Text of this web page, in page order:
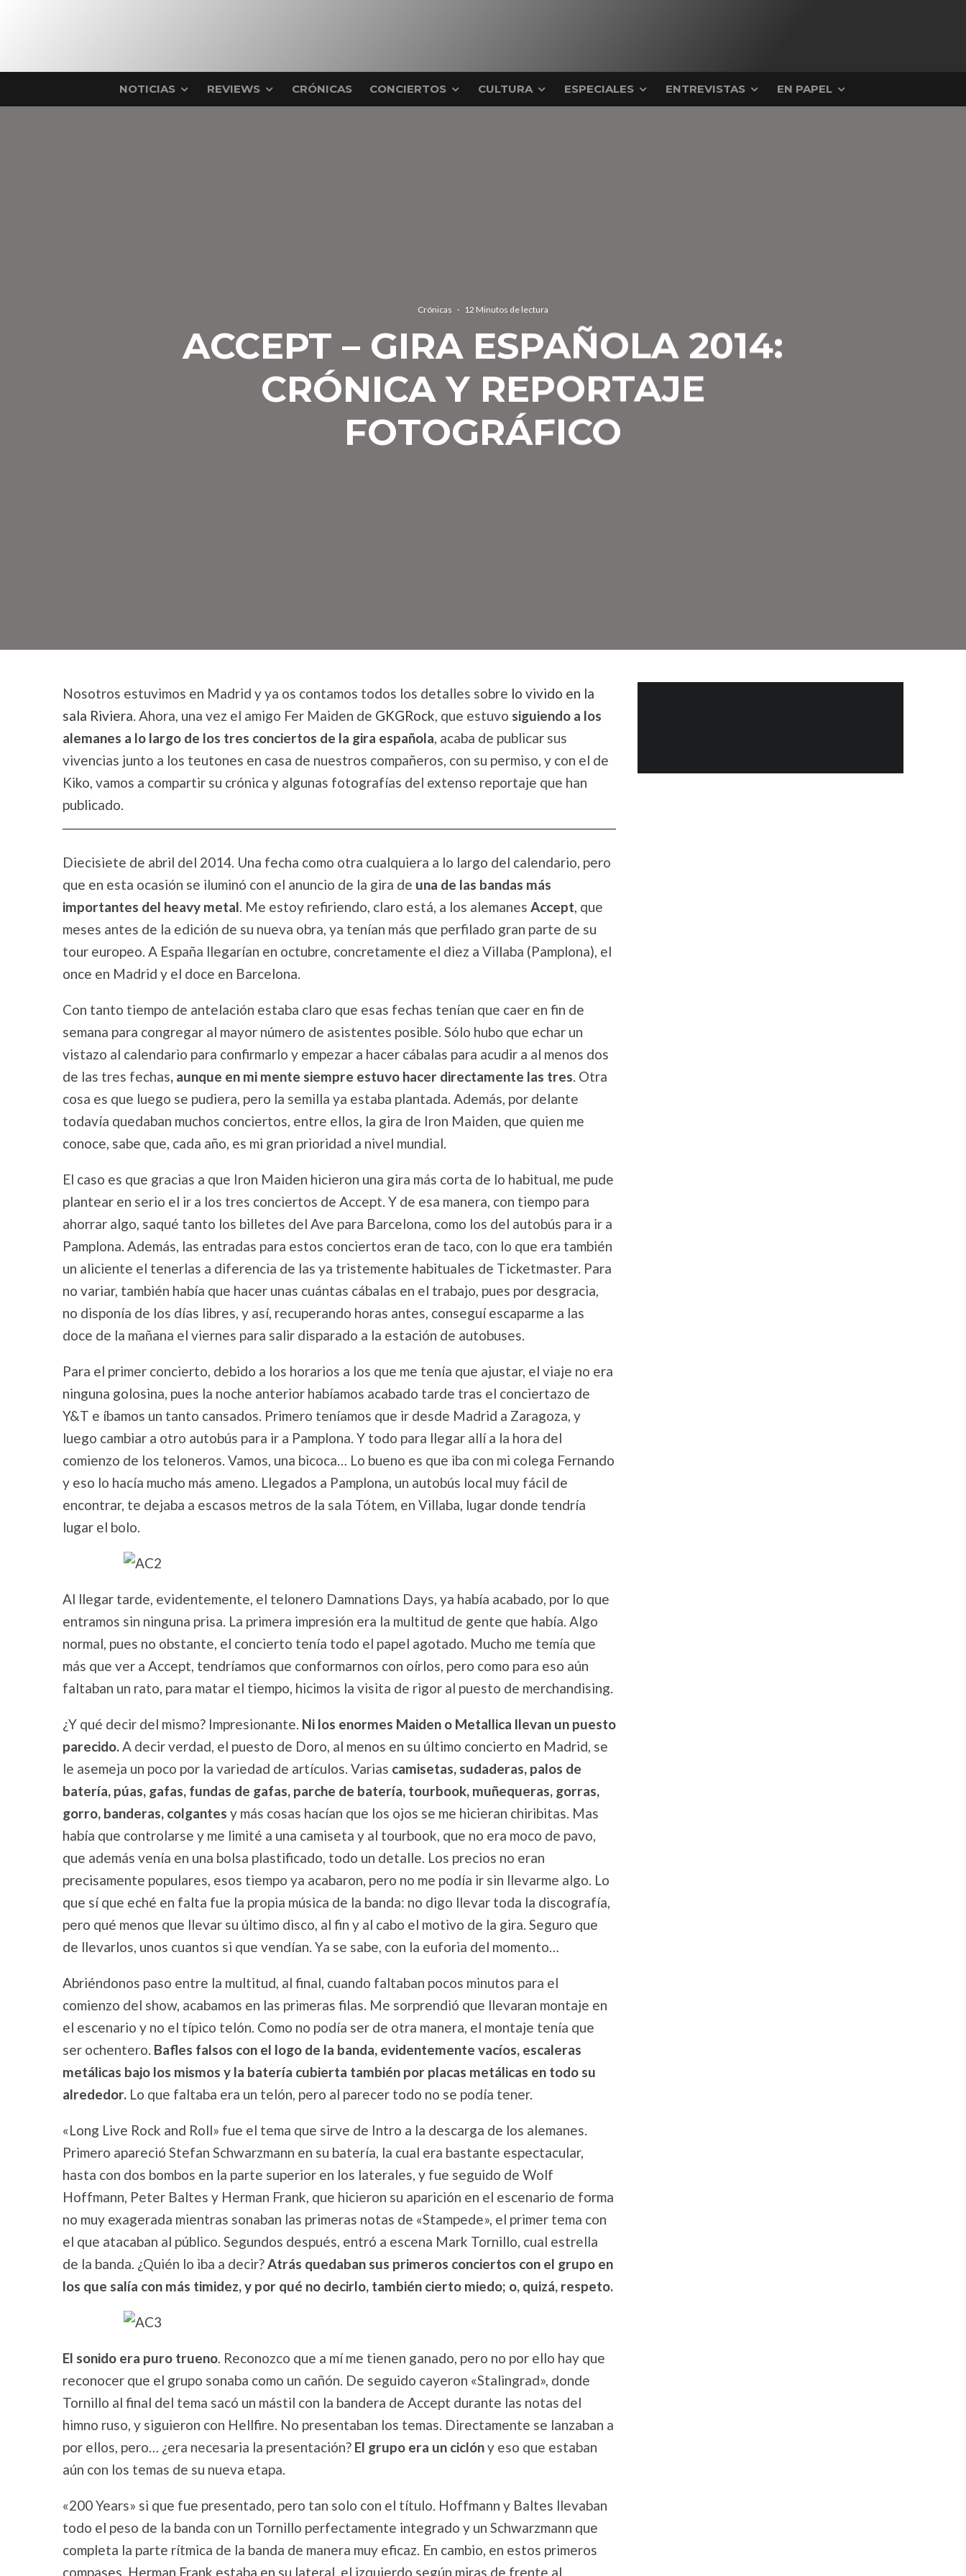
NOTICIAS REVIEWS CRÓNICAS CONCIERTOS CULTURA ESPECIALES ENTREVISTAS EN PAPEL
Crónicas · 12 Minutos de lectura
ACCEPT – GIRA ESPAÑOLA 2014:
CRÓNICA Y REPORTAJE
FOTOGRÁFICO
Nosotros estuvimos en Madrid y ya os contamos todos los detalles sobre lo vivido en la
sala Riviera. Ahora, una vez el amigo Fer Maiden de GKGRock, que estuvo siguiendo a los
alemanes a lo largo de los tres conciertos de la gira española, acaba de publicar sus
vivencias junto a los teutones en casa de nuestros compañeros, con su permiso, y con el de
Kiko, vamos a compartir su crónica y algunas fotografías del extenso reportaje que han
publicado.
Diecisiete de abril del 2014. Una fecha como otra cualquiera a lo largo del calendario, pero
que en esta ocasión se iluminó con el anuncio de la gira de una de las bandas más
importantes del heavy metal. Me estoy refiriendo, claro está, a los alemanes Accept, que
meses antes de la edición de su nueva obra, ya tenían más que perfilado gran parte de su
tour europeo. A España llegarían en octubre, concretamente el diez a Villaba (Pamplona), el
once en Madrid y el doce en Barcelona.
Con tanto tiempo de antelación estaba claro que esas fechas tenían que caer en fin de
semana para congregar al mayor número de asistentes posible. Sólo hubo que echar un
vistazo al calendario para confirmarlo y empezar a hacer cábalas para acudir a al menos dos
de las tres fechas, aunque en mi mente siempre estuvo hacer directamente las tres. Otra
cosa es que luego se pudiera, pero la semilla ya estaba plantada. Además, por delante
todavía quedaban muchos conciertos, entre ellos, la gira de Iron Maiden, que quien me
conoce, sabe que, cada año, es mi gran prioridad a nivel mundial.
El caso es que gracias a que Iron Maiden hicieron una gira más corta de lo habitual, me pude
plantear en serio el ir a los tres conciertos de Accept. Y de esa manera, con tiempo para
ahorrar algo, saqué tanto los billetes del Ave para Barcelona, como los del autobús para ir a
Pamplona. Además, las entradas para estos conciertos eran de taco, con lo que era también
un aliciente el tenerlas a diferencia de las ya tristemente habituales de Ticketmaster. Para
no variar, también había que hacer unas cuántas cábalas en el trabajo, pues por desgracia,
no disponía de los días libres, y así, recuperando horas antes, conseguí escaparme a las
doce de la mañana el viernes para salir disparado a la estación de autobuses.
Para el primer concierto, debido a los horarios a los que me tenía que ajustar, el viaje no era
ninguna golosina, pues la noche anterior habíamos acabado tarde tras el conciertazo de
Y&T e íbamos un tanto cansados. Primero teníamos que ir desde Madrid a Zaragoza, y
luego cambiar a otro autobús para ir a Pamplona. Y todo para llegar allí a la hora del
comienzo de los teloneros. Vamos, una bicoca… Lo bueno es que iba con mi colega Fernando
y eso lo hacía mucho más ameno. Llegados a Pamplona, un autobús local muy fácil de
encontrar, te dejaba a escasos metros de la sala Tótem, en Villaba, lugar donde tendría
lugar el bolo.
Al llegar tarde, evidentemente, el telonero Damnations Days, ya había acabado, por lo que
entramos sin ninguna prisa. La primera impresión era la multitud de gente que había. Algo
normal, pues no obstante, el concierto tenía todo el papel agotado. Mucho me temía que
más que ver a Accept, tendríamos que conformarnos con oírlos, pero como para eso aún
faltaban un rato, para matar el tiempo, hicimos la visita de rigor al puesto de merchandising.
¿Y qué decir del mismo? Impresionante. Ni los enormes Maiden o Metallica llevan un puesto
parecido.A decir verdad, el puesto de Doro, al menos en su último concierto en Madrid, se
le asemeja un poco por la variedad de artículos. Varias camisetas, sudaderas, palos de
batería, púas, gafas, fundas de gafas, parche de batería, tourbook, muñequeras, gorras,
gorro, banderas, colgantes y más cosas hacían que los ojos se me hicieran chiribitas. Mas
había que controlarse y me limité a una camiseta y al tourbook, que no era moco de pavo,
que además venía en una bolsa plastificado, todo un detalle. Los precios no eran
precisamente populares, esos tiempo ya acabaron, pero no me podía ir sin llevarme algo. Lo
que sí que eché en falta fue la propia música de la banda: no digo llevar toda la discografía,
pero qué menos que llevar su último disco, al fin y al cabo el motivo de la gira. Seguro que
de llevarlos, unos cuantos si que vendían. Ya se sabe, con la euforia del momento…
Abriéndonos paso entre la multitud, al final, cuando faltaban pocos minutos para el
comienzo del show, acabamos en las primeras filas. Me sorprendió que llevaran montaje en
el escenario y no el típico telón. Como no podía ser de otra manera, el montaje tenía que
ser ochentero. Bafles falsos con el logo de la banda, evidentemente vacíos, escaleras
metálicas bajo los mismos y la batería cubierta también por placas metálicas en todo su
alrededor. Lo que faltaba era un telón, pero al parecer todo no se podía tener.
«Long Live Rock and Roll» fue el tema que sirve de Intro a la descarga de los alemanes.
Primero apareció Stefan Schwarzmann en su batería, la cual era bastante espectacular,
hasta con dos bombos en la parte superior en los laterales, y fue seguido de Wolf
Hoffmann, Peter Baltes y Herman Frank, que hicieron su aparición en el escenario de forma
no muy exagerada mientras sonaban las primeras notas de «Stampede», el primer tema con
el que atacaban al público. Segundos después, entró a escena Mark Tornillo, cual estrella
de la banda. ¿Quién lo iba a decir?Atrás quedaban sus primeros conciertos con el grupo en
los que salía con más timidez, y por qué no decirlo, también cierto miedo; o, quizá, respeto.
El sonido era puro trueno. Reconozco que a mí me tienen ganado, pero no por ello hay que
reconocer que el grupo sonaba como un cañón. De seguido cayeron «Stalingrad», donde
Tornillo al final del tema sacó un mástil con la bandera de Accept durante las notas del
himno ruso, y siguieron con Hellfire. No presentaban los temas. Directamente se lanzaban a
por ellos, pero… ¿era necesaria la presentación? El grupo era un ciclóny eso que estaban
aún con los temas de su nueva etapa.
«200 Years» si que fue presentado, pero tan solo con el título. Hoffmann y Baltes llevaban
todo el peso de la banda con un Tornillo perfectamente integrado y un Schwarzmann que
completa la parte rítmica de la banda de manera muy eficaz. En cambio, en estos primeros
compases, Herman Frank estaba en su lateral, el izquierdo según miras de frente al